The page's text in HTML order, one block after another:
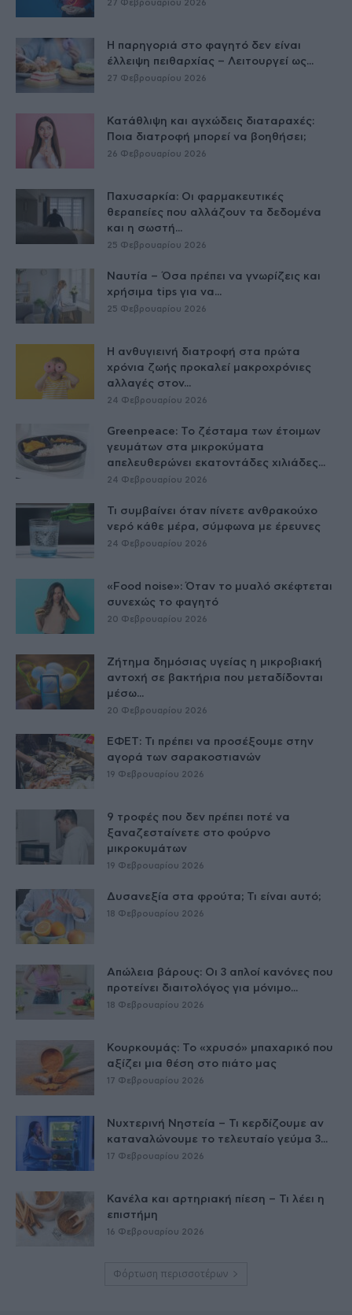
27 Φεβρουαρίου 2026
Η παρηγοριά στο φαγητό δεν είναι
έλλειψη πειθαρχίας – Λειτουργεί ως...
27 Φεβρουαρίου 2026
Κατάθλιψη και αγχώδεις διαταραχές:
Ποια διατροφή μπορεί να βοηθήσει;
26 Φεβρουαρίου 2026
Παχυσαρκία: Οι φαρμακευτικές
θεραπείες που αλλάζουν τα δεδομένα
και η σωστή...
25 Φεβρουαρίου 2026
Ναυτία – Όσα πρέπει να γνωρίζεις και
χρήσιμα tips για να...
25 Φεβρουαρίου 2026
Η ανθυγιεινή διατροφή στα πρώτα
χρόνια ζωής προκαλεί μακροχρόνιες
αλλαγές στον...
24 Φεβρουαρίου 2026
Greenpeace: Το ζέσταμα των έτοιμων
γευμάτων στα μικροκύματα
απελευθερώνει εκατοντάδες χιλιάδες...
24 Φεβρουαρίου 2026
Τι συμβαίνει όταν πίνετε ανθρακούχο
νερό κάθε μέρα, σύμφωνα με έρευνες
24 Φεβρουαρίου 2026
«Food noise»: Όταν το μυαλό σκέφτεται
συνεχώς το φαγητό
20 Φεβρουαρίου 2026
Ζήτημα δημόσιας υγείας η μικροβιακή
αντοχή σε βακτήρια που μεταδίδονται
μέσω...
20 Φεβρουαρίου 2026
ΕΦΕΤ: Τι πρέπει να προσέξουμε στην
αγορά των σαρακοστιανών
19 Φεβρουαρίου 2026
9 τροφές που δεν πρέπει ποτέ να
ξαναζεσταίνετε στο φούρνο
μικροκυμάτων
19 Φεβρουαρίου 2026
Δυσανεξία στα φρούτα; Τι είναι αυτό;
18 Φεβρουαρίου 2026
Απώλεια βάρους: Οι 3 απλοί κανόνες που
προτείνει διαιτολόγος για μόνιμο...
18 Φεβρουαρίου 2026
Κουρκουμάς: Το «χρυσό» μπαχαρικό που
αξίζει μια θέση στο πιάτο μας
17 Φεβρουαρίου 2026
Νυχτερινή Νηστεία – Τι κερδίζουμε αν
καταναλώνουμε το τελευταίο γεύμα 3...
17 Φεβρουαρίου 2026
Κανέλα και αρτηριακή πίεση – Τι λέει η
επιστήμη
16 Φεβρουαρίου 2026
Φόρτωση περισσοτέρων